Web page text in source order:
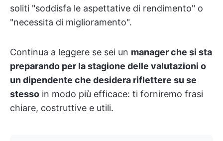
soliti "soddisfa le aspettative di rendimento" o
"necessita di miglioramento".
Continua a leggere se sei un manager che si sta
preparando per la stagione delle valutazioni o
un dipendente che desidera riflettere su se
stesso in modo più efficace: ti forniremo frasi
chiare, costruttive e utili.